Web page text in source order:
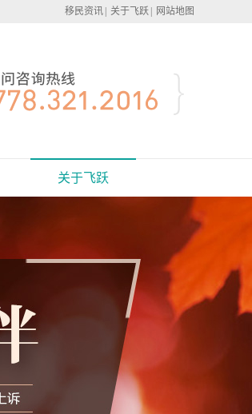
移民资讯 关于飞跃 网站地图
关于飞跃